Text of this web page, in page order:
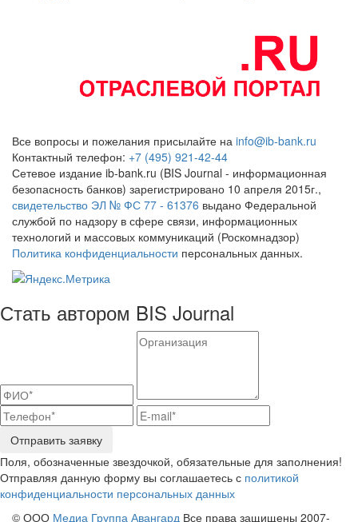
Все вопросы и пожелания присылайте на info@ib-bank.ru
Контактный телефон: +7 (495) 921-42-44
Сетевое издание ib-bank.ru (BIS Journal - информационная
безопасность банков) зарегистрировано 10 апреля 2015г.,
свидетельство ЭЛ № ФС 77 - 61376 выдано Федеральной
службой по надзору в сфере связи, информационных
технологий и массовых коммуникаций (Роскомнадзор)
Политика конфиденциальности персональных данных.
Стать автором BIS Journal
Отправить заявку
Поля, обозначенные звездочкой, обязательные для заполнения!
Отправляя данную форму вы соглашаетесь с политикой
конфиденциальности персональных данных
© ООО Медиа Группа Авангард Все права защищены 2007-